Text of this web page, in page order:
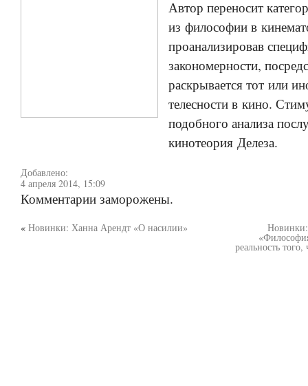
Автор переносит
из философии в
проанализировав
закономерности,
раскрывается тот или
телесности в кино.
подобного анализа
кинотеория Делеза.
Добавлено:
4 апреля 2014, 15:09
Комментарии заморожены.
« Новинки: Ханна Арендт «О насилии»
реальность